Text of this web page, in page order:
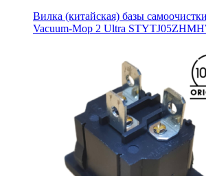
Вилка (китайская) базы
Vacuum-Mop 2 Ultra